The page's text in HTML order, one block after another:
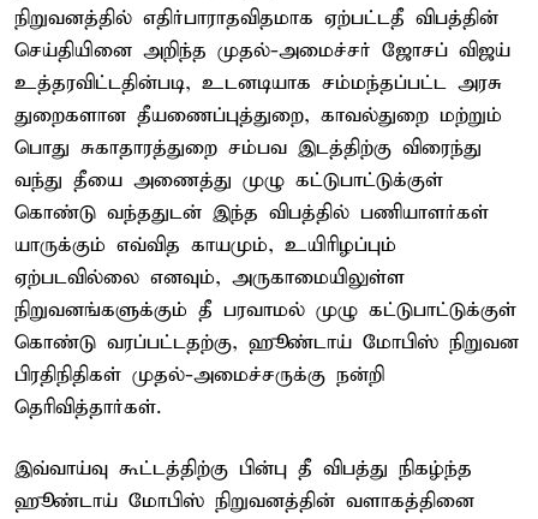
நிறுவனத்தில் எதிர்பாராதவிதமாக ஏற்பட்டதீ விபத்தின்
செய்தியினை அறிந்த முதல்-அமைச்சர் ஜோசப் விஜய்
உத்தரவிட்டதின்படி, உடனடியாக சம்மந்தப்பட்ட அரசு
துறைகளான தீயணைப்புத்துறை, காவல்துறை மற்றும்
பொது சுகாதாரத்துறை சம்பவ இடத்திற்கு விரைந்து
வந்து தீயை அணைத்து முழு கட்டுபாட்டுக்குள்
கொண்டு வந்ததுடன் இந்த விபத்தில் பணியாளர்கள்
யாருக்கும் எவ்வித காயமும், உயிரிழப்பும்
ஏற்படவில்லை எனவும், அருகாமையிலுள்ள
நிறுவனங்களுக்கும் தீ பரவாமல் முழு கட்டுபாட்டுக்குள்
கொண்டு வரப்பட்டதற்கு, ஹூண்டாய் மோபிஸ் நிறுவன
பிரதிநிதிகள் முதல்-அமைச்சருக்கு நன்றி
தெரிவித்தார்கள்.
இவ்வாய்வு கூட்டத்திற்கு பின்பு தீ விபத்து நிகழ்ந்த
ஹூண்டாய் மோபிஸ் நிறுவனத்தின் வளாகத்தினை